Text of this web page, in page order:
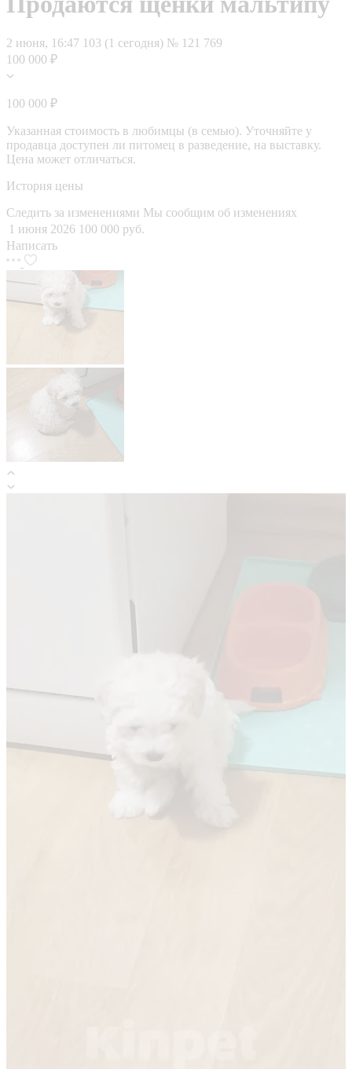
2 июня, 16:47 103 (1 сегодня) № 121 769
100 000 ₽
100 000 ₽
Указанная стоимость в любимцы (в семью). Уточняйте у
продавца доступен ли питомец в разведение, на выставку.
Цена может отличаться.
История цены
Следить за изменениями Мы сообщим об изменениях
1 июня 2026 100 000 руб.
Написать